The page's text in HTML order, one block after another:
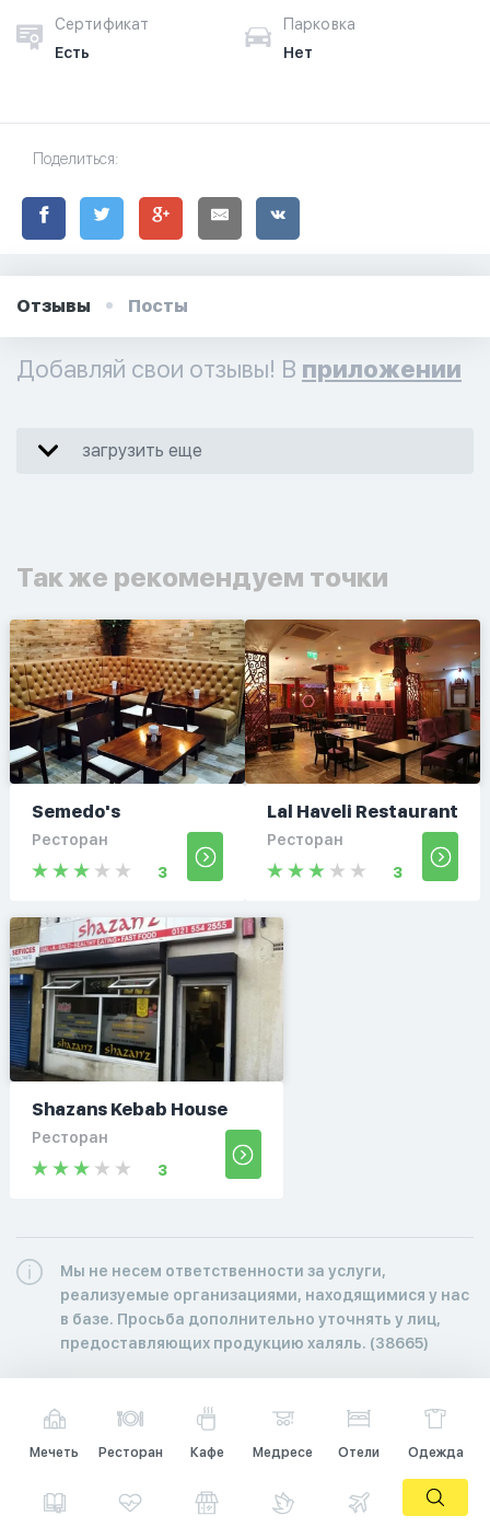
Сертификат
Есть
Парковка
Нет
Поделиться:
Отзывы Посты
Добавляй свои отзывы! В приложении
загрузить еще
Так же рекомендуем точки
Semedo's
Ресторан
3
Lal Haveli Restaurant
Ресторан
3
Shazans Kebab House
Ресторан
3
Мы не несем ответственности за услуги,
реализуемые организациями, находящимися у нас
в базе. Просьба дополнительно уточнять у лиц,
предоставляющих продукцию халяль. (38665)
Мечеть Ресторан Кафе Медресе Отели Одежда